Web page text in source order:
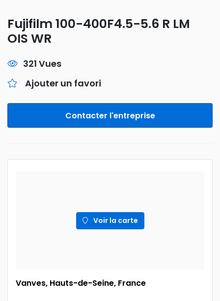
Fujifilm 100-400F4.5-5.6 R LM
OIS WR
321 Vues
Ajouter un favori
Contacter l'entreprise
Voir la carte
Vanves, Hauts-de-Seine, France